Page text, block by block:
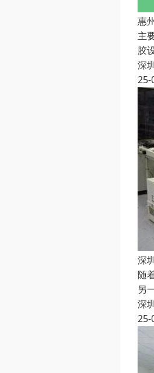
惠
主
胶
深
25-
深
随
另
深
25-